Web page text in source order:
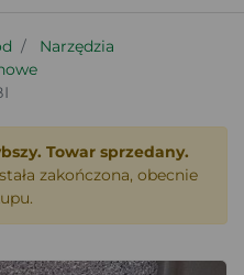
Narzędzia
Towar sprzedany.
zakończona, obecnie